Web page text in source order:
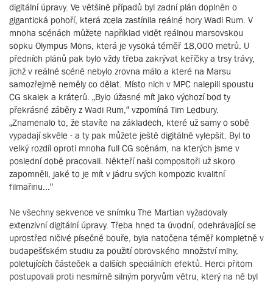
digitální úpravy. Ve většině případů byl zadní plán doplněn o
gigantická pohoří, která zcela zastínila reálné hory Wadi Rum. V
mnoha scénách můžete například vidět reálnou marsovskou
sopku Olympus Mons, která je vysoká téměř 18,000 metrů. U
předních plánů pak bylo vždy třeba zakrývat keříčky a trsy trávy,
jichž v reálné scéně nebylo zrovna málo a které na Marsu
samozřejmě neměly co dělat. Místo nich v MPC nalepili spoustu
CG skalek a kráterů. „Bylo úžasné mít jako výchozí bod ty
překrásné záběry z Wadi Rum,“ vzpomíná Tim Ledbury.
„Znamenalo to, že stavíte na základech, které už samy o sobě
vypadají skvěle - a ty pak můžete ještě digitálně vylepšit. Byl to
velký rozdíl oproti mnoha full CG scénám, na kterých jsme v
poslední době pracovali. Někteří naši compositoři už skoro
zapomněli, jaké to je mít v jádru svých kompozic kvalitní
filmařinu...“
Ne všechny sekvence ve snímku The Martian vyžadovaly
extenzivní digitální úpravy. Třeba hned ta úvodní, odehrávající se
uprostřed ničivé písečné bouře, byla natočena téměř kompletně v
budapešťském studiu za použití obrovského množství mlhy,
poletujících částeček a dalších speciálních efektů. Herci přitom
postupovali proti nesmírně silným poryvům větru, který na ně byl